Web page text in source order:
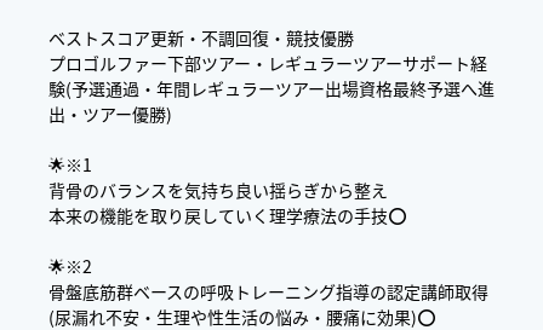
ベストスコア更新・不調回復・競技優勝
プロゴルファー下部ツアー・レギュラーツアーサポート経
験(予選通過・年間レギュラーツアー出場資格最終予選へ進
出・ツアー優勝)
🌟※1
背骨のバランスを気持ち良い揺らぎから整え
本来の機能を取り戻していく理学療法の手技⭕️
🌟※2
骨盤底筋群ベースの呼吸トレーニング指導の認定講師取得
(尿漏れ不安・生理や性生活の悩み・腰痛に効果)⭕️